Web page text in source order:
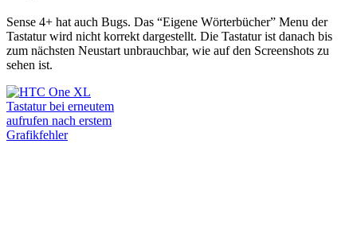
Sense 4+ hat auch Bugs. Das “Eigene Wörterbücher” Menu der
Tastatur wird nicht korrekt dargestellt. Die Tastatur ist danach bis
zum nächsten Neustart unbrauchbar, wie auf den Screenshots zu
sehen ist.